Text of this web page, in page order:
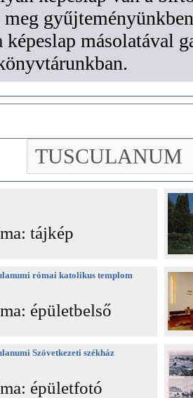
képeslap másolatával
tájkép
római katolikus templom
épületbelső
Szövetkezeti székház
épületfotó